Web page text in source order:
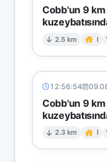
Cobb'un 9 km
2.5 km I
12:56:54
Cobb'un 9 km
2.3 km I